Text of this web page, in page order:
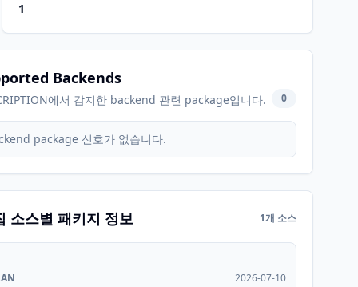
1
Backends
에서 감지한 backend 관련 package입니다. 0
package 신호가 없습니다.
소스별 패키지 정보 1개 소스
2026-07-10